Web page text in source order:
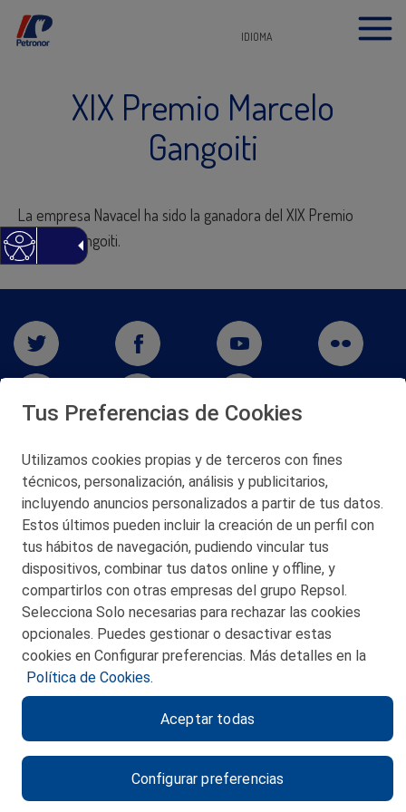
IDIOMA
XIX Premio Marcelo
Gangoiti
La empresa Navacel ha sido la ganadora del XIX Premio
Marcelo Gangoiti.
San Martín 5-Edificio Muñatones,
48550 Muskiz (Bizkaia)
Telf. 946 357 000
© 2026 Petronor S.A.
CONTACTO
POLITICA DE PRIVACIDAD
AVISO LEGAL
POLITICA DE COOKIES
Tus Preferencias de Cookies
Utilizamos cookies propias y de terceros con fines
técnicos, personalización, análisis y publicitarios,
incluyendo anuncios personalizados a partir de tus datos.
Estos últimos pueden incluir la creación de un perfil con
tus hábitos de navegación, pudiendo vincular tus
dispositivos, combinar tus datos online y offline, y
compartirlos con otras empresas del grupo Repsol.
Selecciona Solo necesarias para rechazar las cookies
opcionales. Puedes gestionar o desactivar estas
cookies en Configurar preferencias. Más detalles en la
Política de Cookies.
Configurar preferencias
Aceptar todas